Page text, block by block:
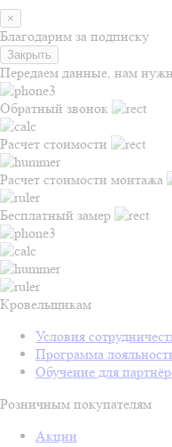
×
Благодарим за подписку
Закрыть
Передаем данные, нам
Обратный звонок
Расчет стоимости
Расчет стоимости монтажа
Бесплатный замер
Кровельщикам
Условия
Программа
Обучение для
Розничным покупателям
Акции